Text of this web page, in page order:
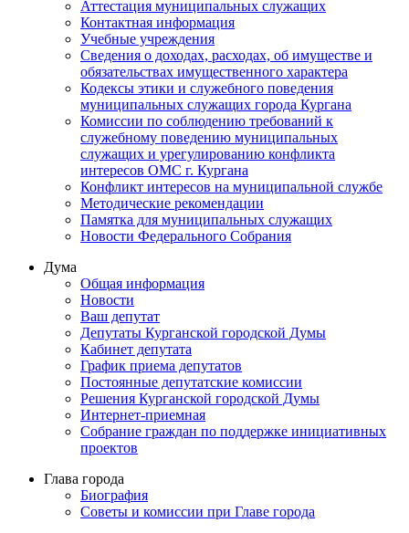
Аттестация муниципальных служащих
Контактная информация
Учебные учреждения
Сведения о доходах, расходах, об имуществе и
обязательствах имущественного характера
Кодексы этики и служебного поведения
муниципальных служащих города Кургана
Комиссии по соблюдению требований к
служебному поведению муниципальных
служащих и урегулированию конфликта
интересов ОМС г. Кургана
Конфликт интересов на муниципальной службе
Методические рекомендации
Памятка для муниципальных служащих
Новости Федерального Cобрания
Дума
Общая информация
Новости
Ваш депутат
Депутаты Курганской городской Думы
Кабинет депутата
График приема депутатов
Постоянные депутатские комиссии
Решения Курганской городской Думы
Интернет-приемная
Собрание граждан по поддержке инициативных
проектов
Глава города
Биография
Советы и комиссии при Главе города